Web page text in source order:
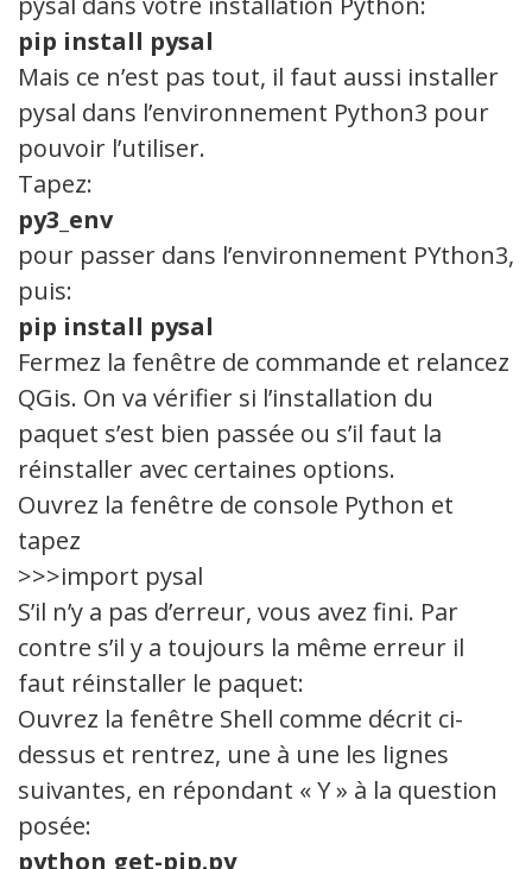
pip install pysal
Mais ce n’est pas tout, il faut aussi installer
pysal dans l’environnement Python3 pour
pouvoir l’utiliser.
Tapez:
py3_env
pour passer dans l’environnement PYthon3,
puis:
pip install pysal
Fermez la fenêtre de commande et relancez
QGis. On va vérifier si l’installation du
paquet s’est bien passée ou s’il faut la
réinstaller avec certaines options.
Ouvrez la fenêtre de console Python et
tapez
>>>import pysal
S’il n’y a pas d’erreur, vous avez fini. Par
contre s’il y a toujours la même erreur il
faut réinstaller le paquet:
Ouvrez la fenêtre Shell comme décrit ci-
dessus et rentrez, une à une les lignes
suivantes, en répondant « Y » à la question
posée:
python get-pip.py